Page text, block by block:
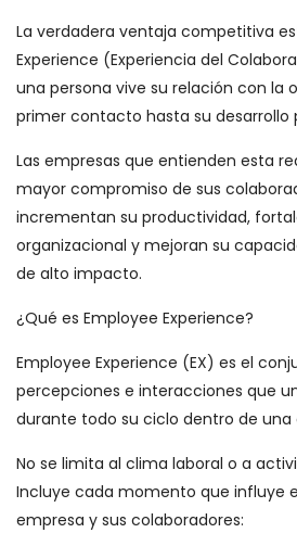
La verdadera ventaja competitiva
Experience (Experiencia del
una persona vive su relación con la
primer contacto hasta su desarrollo
Las empresas que entienden esta
mayor compromiso de sus
incrementan su productividad,
organizacional y mejoran su
de alto impacto.
¿Qué es Employee Experience?
Employee Experience (EX) es el
percepciones e interacciones que
durante todo su ciclo dentro de una
No se limita al clima laboral o a
Incluye cada momento que influye
empresa y sus colaboradores: